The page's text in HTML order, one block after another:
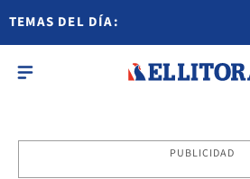
TEMAS DEL DÍA:
PUBLICIDAD